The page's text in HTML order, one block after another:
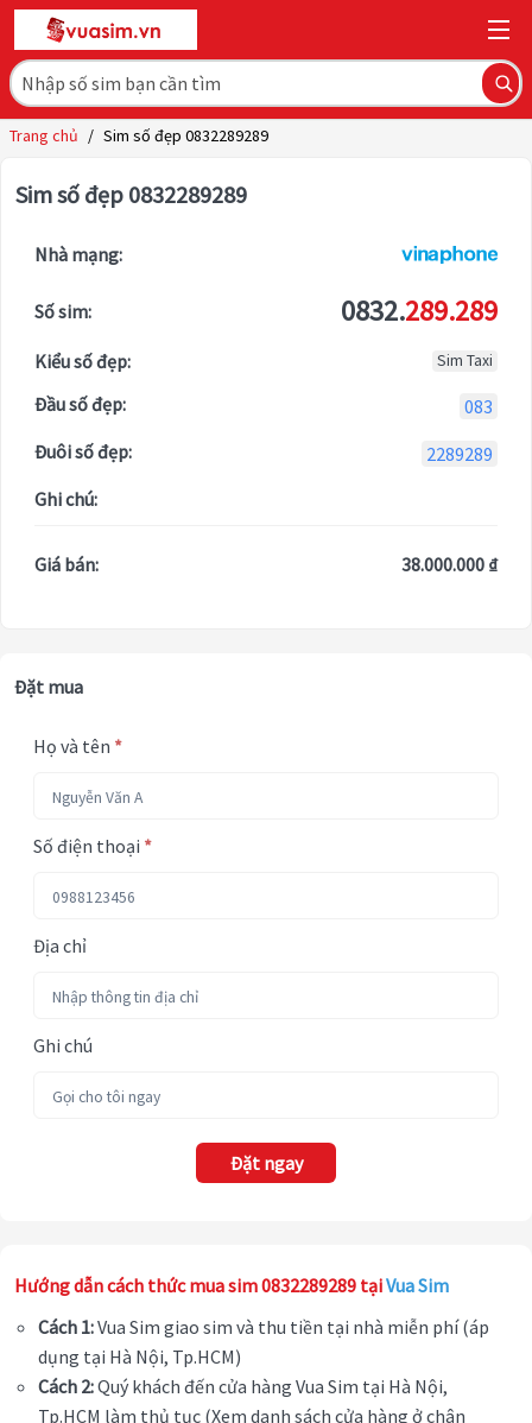
Trang chủ / Sim số đẹp 0832289289
Sim số đẹp 0832289289
Nhà mạng:
Số sim: 0832.289.289
Kiểu số đẹp: Sim Taxi
Đầu số đẹp:
083
Đuôi số đẹp:
2289289
Ghi chú:
Giá bán: 38.000.000 ₫
Đặt mua
Họ và tên *
Số điện thoại *
Địa chỉ
Ghi chú
Đặt ngay
Hướng dẫn cách thức mua sim 0832289289 tạiVua Sim
Cách 1:Vua Sim giao sim và thu tiền tại nhà miễn phí (áp
dụng tại Hà Nội, Tp.HCM)
Cách 2:Quý khách đến cửa hàng Vua Sim tại Hà Nội,
Tp.HCM làm thủ tục (Xem danh sách cửa hàng ở chân